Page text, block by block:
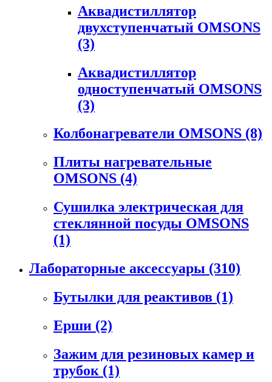
Аквадистиллятор
двухступенчатый OMSONS
(3)
Аквадистиллятор
одноступенчатый OMSONS
(3)
Колбонагреватели OMSONS (8)
Плиты нагревательные
OMSONS (4)
Сушилка электрическая для
стеклянной посуды OMSONS
(1)
Лабораторные аксессуары (310)
Бутылки для реактивов (1)
Ерши (2)
Зажим для резиновых камер и
трубок (1)